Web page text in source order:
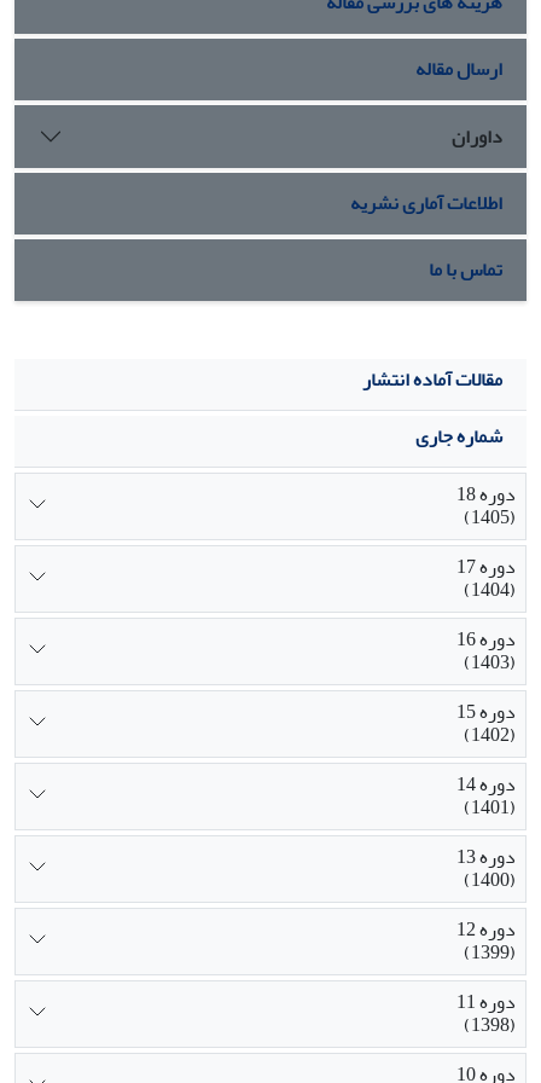
ارسال مقاله
داوران
اطلاعات آماری نشریه
تماس با ما
مقالات آماده انتشار
شماره جاری
دوره 18
(1405)
دوره 17
(1404)
دوره 16
(1403)
دوره 15
(1402)
دوره 14
(1401)
دوره 13
(1400)
دوره 12
(1399)
دوره 11
(1398)
دوره 10